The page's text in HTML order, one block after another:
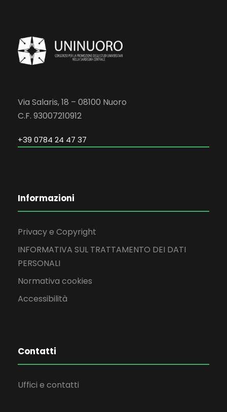
Via Salaris, 18 – 08100 Nuoro
C.F. 93007210912
+39 0784 24 47 37
Informazioni
Privacy e Copyright
INFORMATIVA SUL TRATTAMENTO DEI DATI
PERSONALI
Normativa cookies
Accessibilità
Contatti
Uffici e contatti